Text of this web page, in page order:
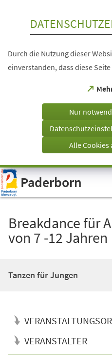
Visuelle
Assistenzsoftware
öffnen.
Durch die Nutzung dieser
einverstanden, dass diese
(Öffnet
einem
Tab)
Nur
Alle Cookies
Paderborn
Breakdance für
von 7 -12 Jahren
Tanzen für Jungen
VERANSTALTER